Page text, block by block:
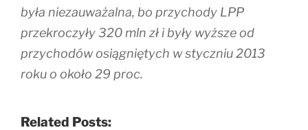
była niezauważalna, bo przychody LPP
przekroczyły 320 mln zł i były wyższe od
przychodów osiągniętych w styczniu 2013
roku o około 29 proc.
Related Posts: